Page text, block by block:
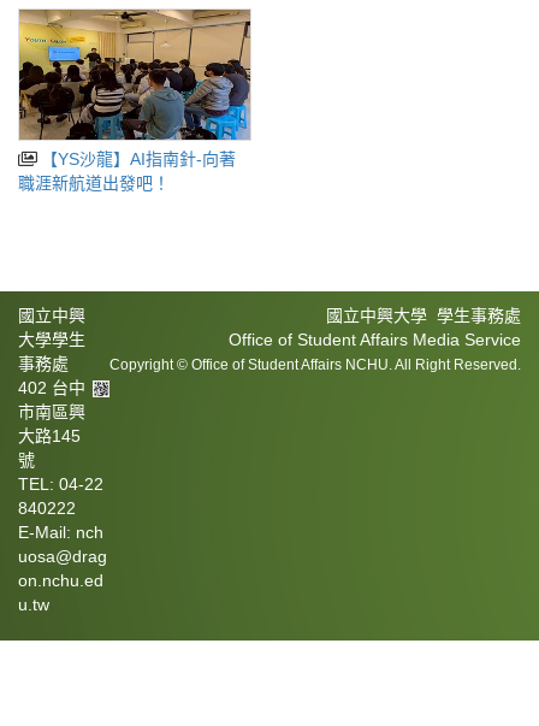
【YS沙龍】AI指南針-向著
職涯新航道出發吧！
國立中興大學 學生事務處
Office of Student Affairs Media Service
Copyright © Office of Student Affairs NCHU. All Right Reserved.
國立中興
大學學生
事務處
402 台中
市南區興
大路145
號
TEL: 04-22
840222
E-Mail: nch
uosa@drag
on.nchu.ed
u.tw